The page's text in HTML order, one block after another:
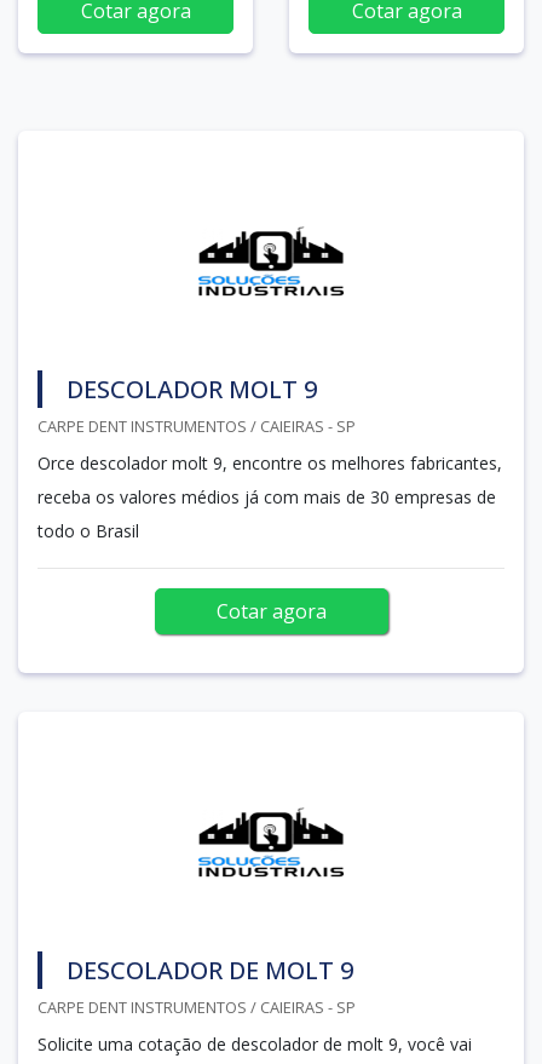
Cotar agora Cotar agora
DESCOLADOR MOLT 9
CARPE DENT INSTRUMENTOS / CAIEIRAS - SP
Orce descolador molt 9, encontre os melhores fabricantes,
receba os valores médios já com mais de 30 empresas de
todo o Brasil
Cotar agora
DESCOLADOR DE MOLT 9
CARPE DENT INSTRUMENTOS / CAIEIRAS - SP
Solicite uma cotação de descolador de molt 9, você vai